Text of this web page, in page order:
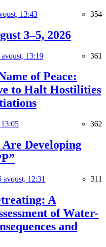
13:43 354
3–5, 2026
13:19 361
of Peace:
to Halt Hostilities
362
Developing
avqust, 12:31 311
A
of Water-
and